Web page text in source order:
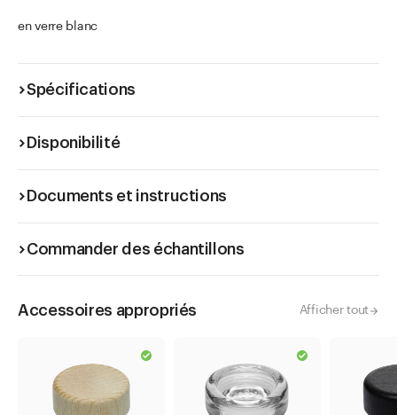
en verre blanc
Spécifications
Disponibilité
Documents et instructions
Commander des échantillons
Accessoires appropriés Afficher tout